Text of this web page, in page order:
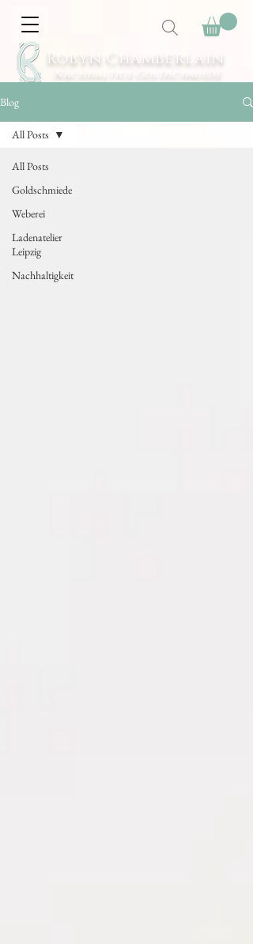
Robyn Chamberlain
Nachhaltige Goldschmiede
Blog
All Posts
Goldschmiede
Weberei
Ladenatelier
Leipzig
Nachhaltigkeit
All Posts